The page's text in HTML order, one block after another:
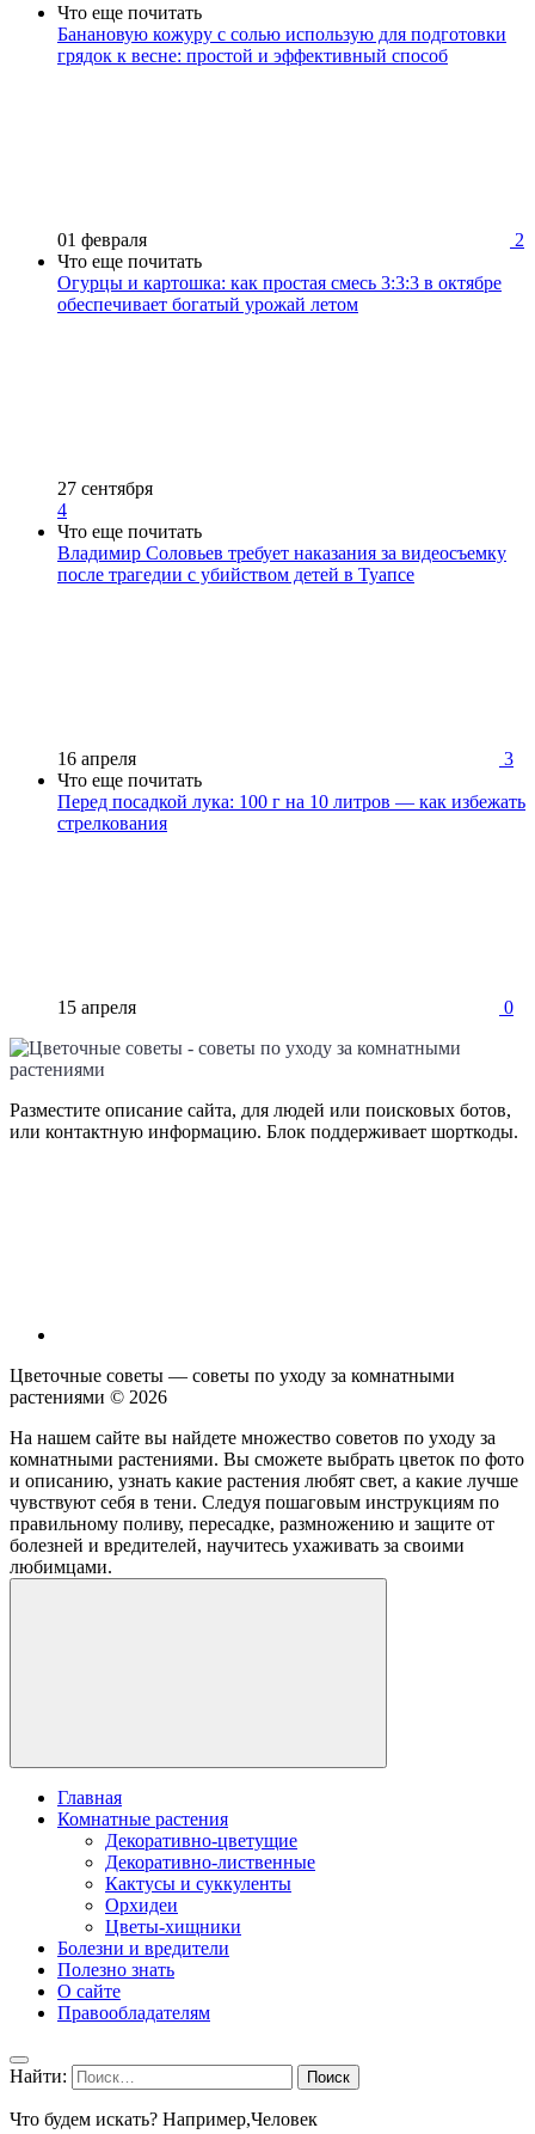
Что еще почитать
Банановую кожуру с солью использую для подготовки
грядок к весне: простой и эффективный способ
01 февраля
2
Что еще почитать
Огурцы и картошка: как простая смесь 3:3:3 в октябре
обеспечивает богатый урожай летом
27 сентября
4
Что еще почитать
Владимир Соловьев требует наказания за видеосъемку
после трагедии с убийством детей в Туапсе
16 апреля
3
Что еще почитать
Перед посадкой лука: 100 г на 10 литров — как избежать
стрелкования
15 апреля 0
Разместите описание сайта, для людей или поисковых ботов,
или контактную информацию. Блок поддерживает шорткоды.
Цветочные советы — советы по уходу за комнатными
растениями © 2026
На нашем сайте вы найдете множество советов по уходу за
комнатными растениями. Вы сможете выбрать цветок по фото
и описанию, узнать какие растения любят свет, а какие лучше
чувствуют себя в тени. Следуя пошаговым инструкциям по
правильному поливу, пересадке, размножению и защите от
болезней и вредителей, научитесь ухаживать за своими
любимцами.
Главная
Комнатные растения
Декоративно-цветущие
Декоративно-лиственные
Кактусы и суккуленты
Орхидеи
Цветы-хищники
Болезни и вредители
Полезно знать
О сайте
Правообладателям
Найти:
Что будем искать? Например,Человек